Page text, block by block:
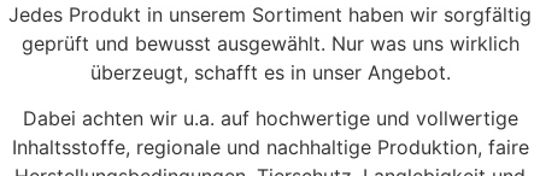
Jedes Produkt in unserem Sortiment haben wir sorgfältig
geprüft und bewusst ausgewählt. Nur was uns wirklich
überzeugt, schafft es in unser Angebot.
Dabei achten wir u.a. auf hochwertige und vollwertige
Inhaltsstoffe, regionale und nachhaltige Produktion, faire